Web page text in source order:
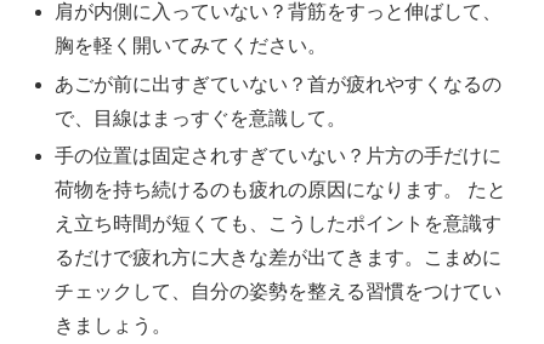
肩が内側に入っていない？背筋をすっと伸ばして、
胸を軽く開いてみてください。
あごが前に出すぎていない？首が疲れやすくなるの
で、目線はまっすぐを意識して。
手の位置は固定されすぎていない？片方の手だけに
荷物を持ち続けるのも疲れの原因になります。 たと
え立ち時間が短くても、こうしたポイントを意識す
るだけで疲れ方に大きな差が出てきます。こまめに
チェックして、自分の姿勢を整える習慣をつけてい
きましょう。